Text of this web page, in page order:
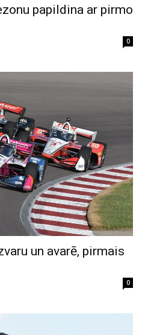
papildina ar pirmo
0
un avarē, pirmais
0